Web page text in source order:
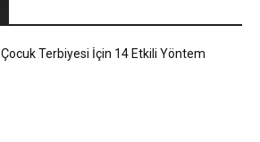
Çocuk Terbiyesi İçin 14 Etkili Yöntem